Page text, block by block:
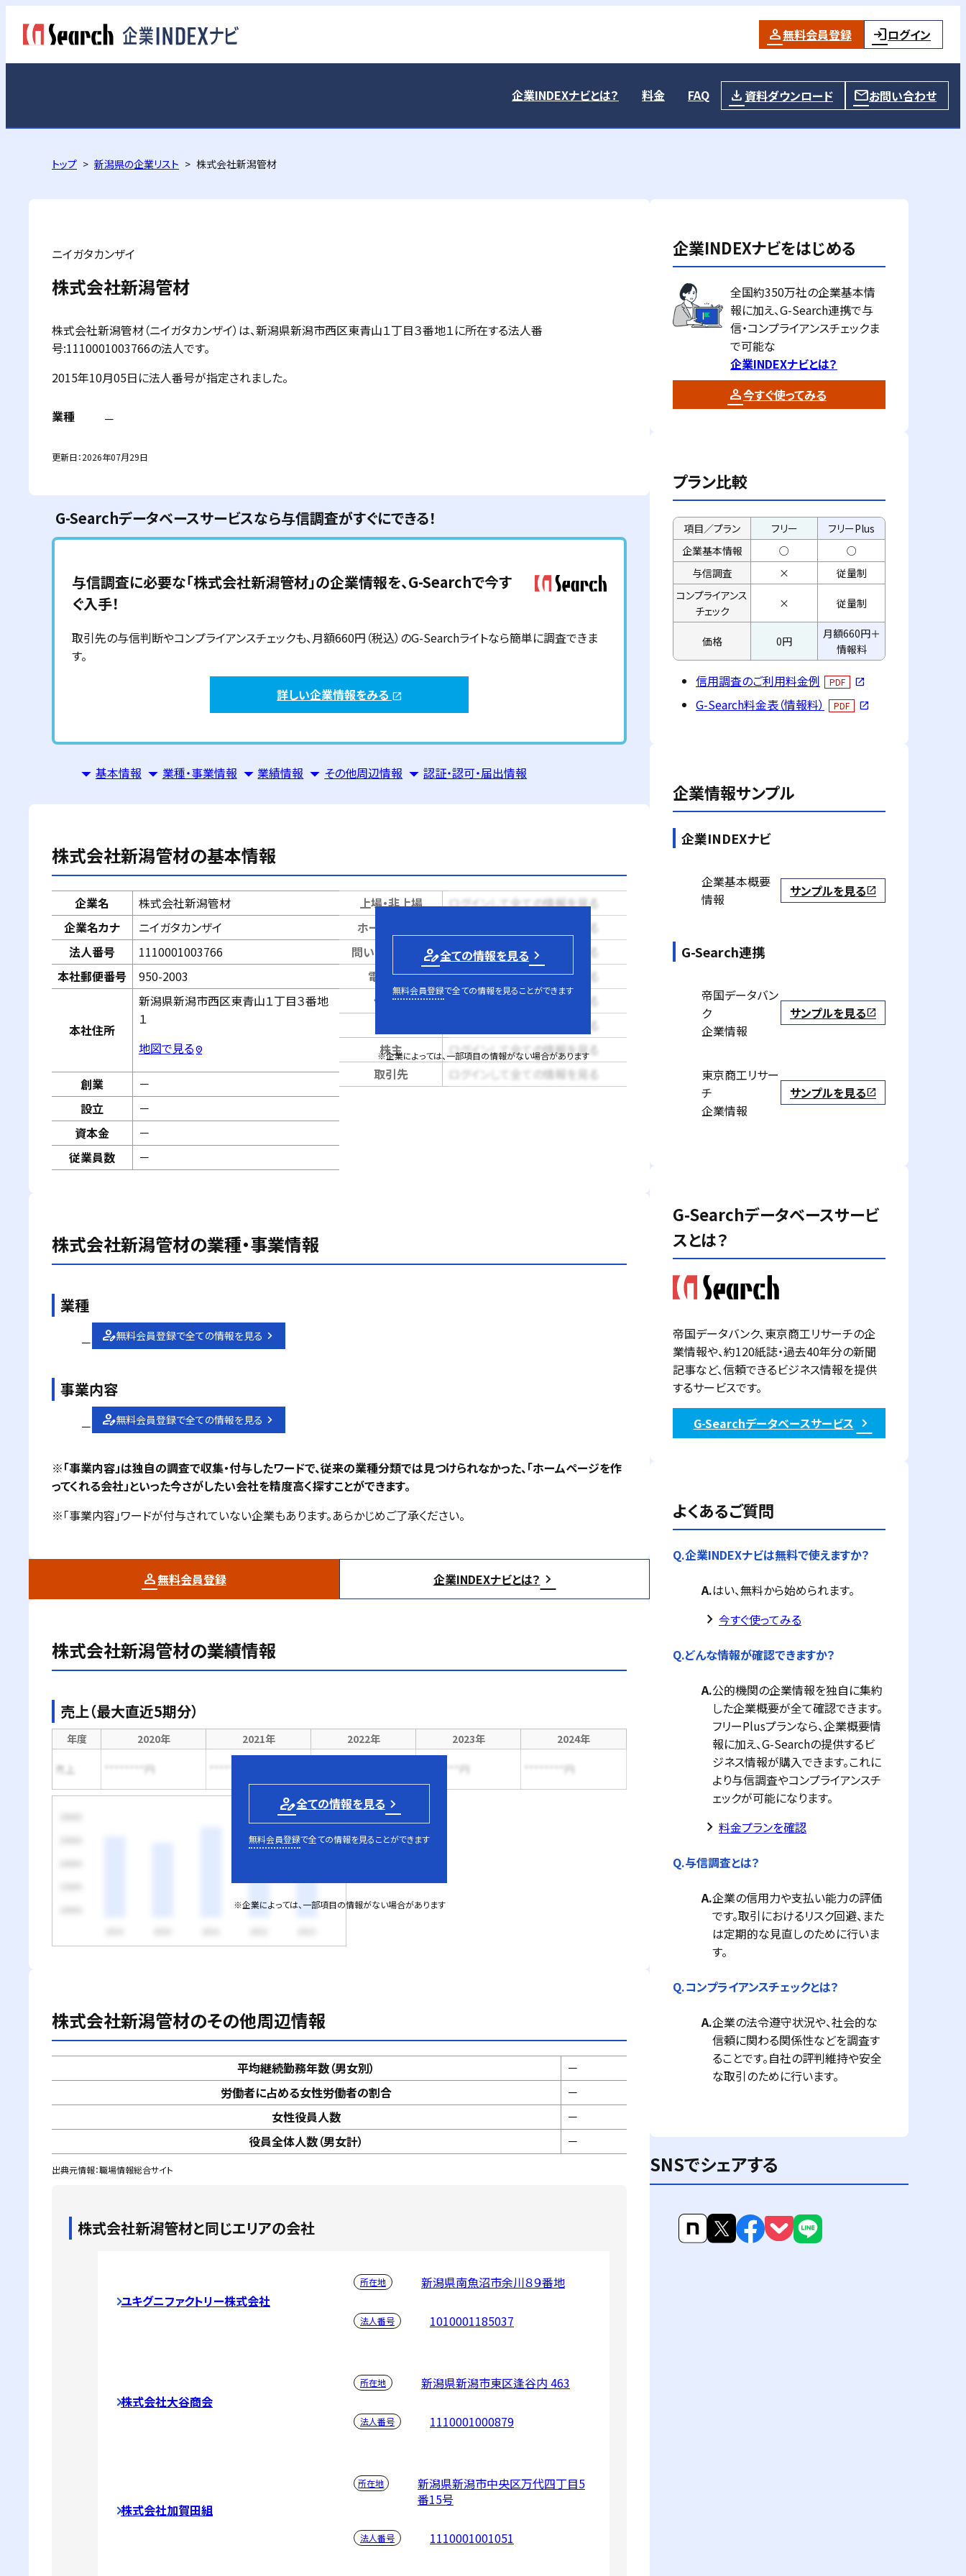
無料会員登録 ログイン
企業INDEXナビとは？ 料金 FAQ 資料ダウンロード お問い合わせ
トップ 新潟県の企業リスト 株式会社新潟管材
ニイガタカンザイ
株式会社新潟管材
株式会社新潟管材（ニイガタカンザイ）は、新潟県新潟市西区東青山１丁目３番地１に所在する法人番
号:1110001003766の法人です。
2015年10月05日に法人番号が指定されました。
業種 －
更新日：2026年07月29日
G-Searchデータベースサービスなら与信調査がすぐにできる！
与信調査に必要な「株式会社新潟管材」の企業情報を、G-Searchで今す
ぐ入手！
取引先の与信判断やコンプライアンスチェックも、月額660円（税込）のG-Searchライトなら簡単に調査できま
す。
詳しい企業情報をみる open_in_new
基本情報 業種・事業情報 業績情報 その他周辺情報 認証・認可・届出情報
株式会社新潟管材の基本情報
企業名
株式会社新潟管材
企業名カナ
ニイガタカンザイ
法人番号
1110001003766
本社郵便番号
950-2003
本社住所
新潟県新潟市西区東青山１丁目３番地
１
地図で見るpin_drop
創業
－
設立
－
資本金
－
従業員数
－
上場・非上場
ログインして全ての情報を見る
ホームページ
ログインして全ての情報を見る
問い合せページ
ログインして全ての情報を見る
電話番号
ログインして全ての情報を見る
代表者
ログインして全ての情報を見る
ログインして全ての情報を見る
株主
ログインして全ての情報を見る
取引先
ログインして全ての情報を見る
person_edit全ての情報を見る
無料会員登録で全ての情報を見ることができます
※企業によっては、一部項目の情報がない場合があります
株式会社新潟管材の業種・事業情報
業種
－ 無料会員登録で全ての情報を見る
事業内容
－ 無料会員登録で全ての情報を見る
※「事業内容」は独自の調査で収集・付与したワードで、従来の業種分類では見つけられなかった、「ホームページを作
ってくれる会社」といった今さがしたい会社を精度高く探すことができます。
※「事業内容」ワードが付与されていない企業もあります。あらかじめご了承ください。
無料会員登録 企業INDEXナビとは？
株式会社新潟管材の業績情報
売上（最大直近5期分）
年度 2020年 2021年 2022年 2023年 2024年
売上 ********円 ********円 ********円
person_edit全ての情報を見る
無料会員登録で全ての情報を見ることができます
※企業によっては、一部項目の情報がない場合があります
株式会社新潟管材のその他周辺情報
平均継続勤務年数（男女別）
－
労働者に占める女性労働者の割合
－
女性役員人数
－
役員全体人数（男女計）
－
出典元情報：職場情報総合サイト
株式会社新潟管材と同じエリアの会社
ユキグニファクトリー株式会社
所在地 新潟県南魚沼市余川８９番地
法人番号 1010001185037
株式会社大谷商会
所在地 新潟県新潟市東区逢谷内 463
法人番号 1110001000879
株式会社加賀田組
所在地
新潟県新潟市中央区万代四丁目5
番15号
法人番号 1110001001051
企業INDEXナビをはじめる
全国約350万社の企業基本情
報に加え、G-Search連携で与
信・コンプライアンスチェックま
で可能な
企業INDEXナビとは？
今すぐ使ってみる
プラン比較
項目／プラン フリー
フリーPlus
企業基本情報
○
○
与信調査
×
従量制
コンプライアンス
チェック
× 従量制
価格 0円
月額660円＋
情報料
信用調査のご利用料金例 PDF open_in_new
G-Search料金表（情報料） PDF open_in_new
企業情報サンプル
企業INDEXナビ
企業基本概要
情報
サンプルを見るopen_in_new
G-Search連携
帝国データバン
ク
企業情報
サンプルを見るopen_in_new
東京商工リサー
チ
企業情報
サンプルを見るopen_in_new
G-Searchデータベースサービ
スとは？
帝国データバンク、東京商工リサーチの企
業情報や、約120紙誌・過去40年分の新聞
記事など、信頼できるビジネス情報を提供
するサービスです。
G-Searchデータベースサービス
よくあるご質問
Q.企業INDEXナビは無料で使えますか？
A.はい、無料から始められます。
keyboard_arrow_right 今すぐ使ってみる
Q.どんな情報が確認できますか？
A.公的機関の企業情報を独自に集約
した企業概要が全て確認できます。
フリーPlusプランなら、企業概要情
報に加え、G-Searchの提供するビ
ジネス情報が購入できます。これに
より与信調査やコンプライアンスチ
ェックが可能になります。
keyboard_arrow_right 料金プランを確認
Q.与信調査とは？
A.企業の信用力や支払い能力の評価
です。取引におけるリスク回避、また
は定期的な見直しのために行いま
す。
Q.コンプライアンスチェックとは？
A.企業の法令遵守状況や、社会的な
信頼に関わる関係性などを調査す
ることです。自社の評判維持や安全
な取引のために行います。
SNSでシェアする